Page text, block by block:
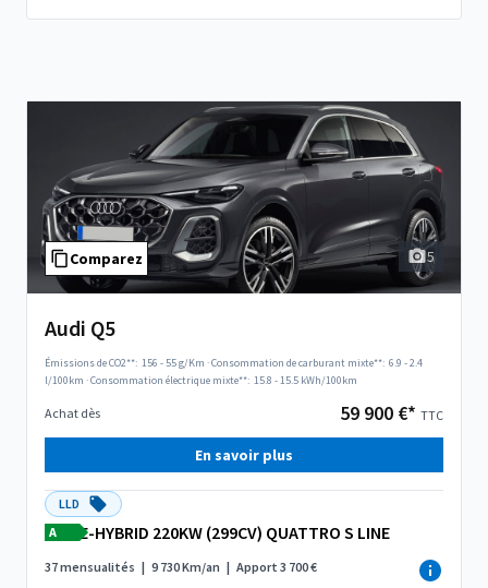
Comparez 5
Audi Q5
Émissions de CO2**: 156 - 55 g/Km ·Consommation de carburant mixte**: 6.9 - 2.4
l/100km ·Consommation électrique mixte**: 15.8 - 15.5 kWh/100km
Achat dès 59 900 €* TTC
En savoir plus
LLD
A
E-HYBRID 220KW (299CV) QUATTRO S LINE
37 mensualités | 9 730 Km/an | Apport 3 700 €